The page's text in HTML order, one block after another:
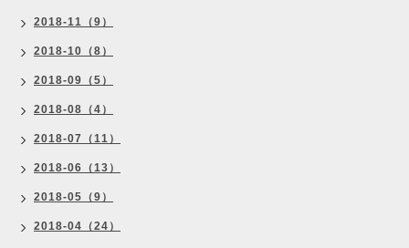
2018-11（9）
2018-10（8）
2018-09（5）
2018-08（4）
2018-07（11）
2018-06（13）
2018-05（9）
2018-04（24）